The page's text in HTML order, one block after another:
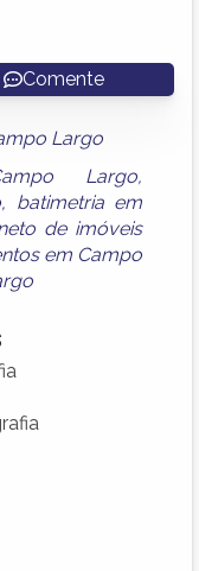
Comente
Largo
Largo,
, batimetria em
de imóveis
em Campo